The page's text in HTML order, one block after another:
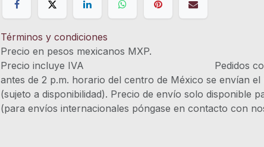
Términos y condiciones
Precio en pesos mexicanos MXP.
Precio incluye IVA Pedidos
antes de 2 p.m. horario del centro de México se envían el
(sujeto a disponibilidad). Precio de envío solo disponible
(para envíos internacionales póngase en contacto con